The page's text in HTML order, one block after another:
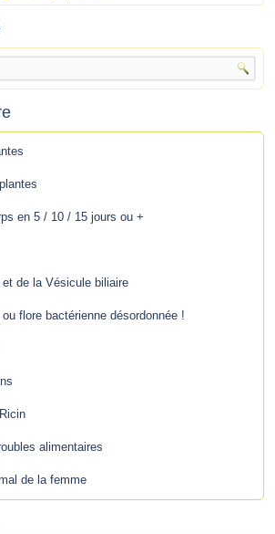
en 5 / 10 / 15 jours ou +
de la Vésicule biliaire
flore bactérienne désordonnée !
alimentaires
de la femme